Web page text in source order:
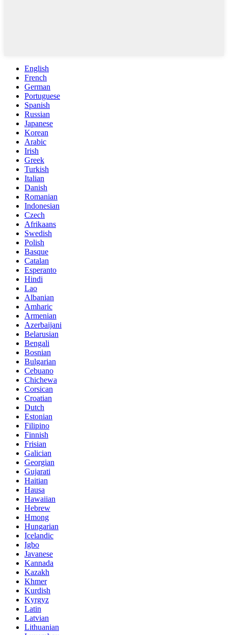
English
French
German
Portuguese
Spanish
Russian
Japanese
Korean
Arabic
Irish
Greek
Turkish
Italian
Danish
Romanian
Indonesian
Czech
Afrikaans
Swedish
Polish
Basque
Catalan
Esperanto
Hindi
Lao
Albanian
Amharic
Armenian
Azerbaijani
Belarusian
Bengali
Bosnian
Bulgarian
Cebuano
Chichewa
Corsican
Croatian
Dutch
Estonian
Filipino
Finnish
Frisian
Galician
Georgian
Gujarati
Haitian
Hausa
Hawaiian
Hebrew
Hmong
Hungarian
Icelandic
Igbo
Javanese
Kannada
Kazakh
Khmer
Kurdish
Kyrgyz
Latin
Latvian
Lithuanian